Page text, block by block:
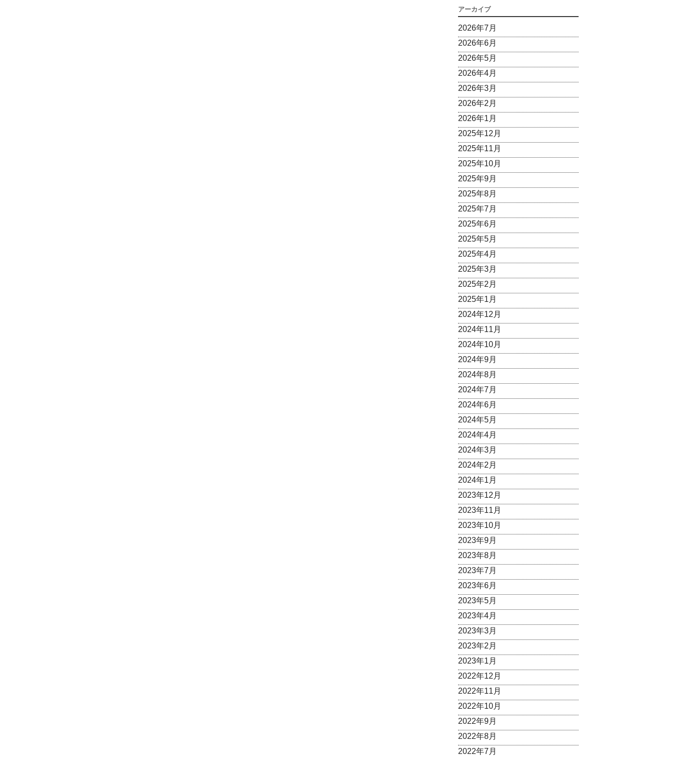
アーカイブ
2026年7月
2026年6月
2026年5月
2026年4月
2026年3月
2026年2月
2026年1月
2025年12月
2025年11月
2025年10月
2025年9月
2025年8月
2025年7月
2025年6月
2025年5月
2025年4月
2025年3月
2025年2月
2025年1月
2024年12月
2024年11月
2024年10月
2024年9月
2024年8月
2024年7月
2024年6月
2024年5月
2024年4月
2024年3月
2024年2月
2024年1月
2023年12月
2023年11月
2023年10月
2023年9月
2023年8月
2023年7月
2023年6月
2023年5月
2023年4月
2023年3月
2023年2月
2023年1月
2022年12月
2022年11月
2022年10月
2022年9月
2022年8月
2022年7月